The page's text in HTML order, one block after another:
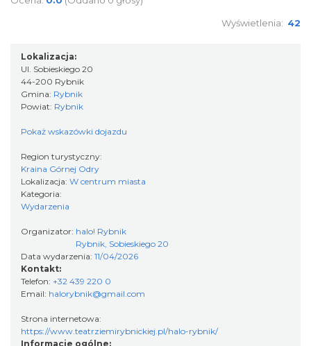
Coś z niczego - organizery z tektury, z
makramy...
Rybnik
Wyświetlenia: 42
Lokalizacja:
Ul. Sobieskiego 20
44-200 Rybnik
Gmina: Rybnik
Powiat: Rybnik
Pokaż wskazówki dojazdu
Region turystyczny:
Kraina Górnej Odry
Lokalizacja: W centrum miasta
Kategoria:
Wydarzenia
Organizator: halo! Rybnik
Rybnik, Sobieskiego 20
Data wydarzenia: 11/04/2026
Kontakt:
Telefon: +32 439 220 0
Email: halorybnik@gmail.com
Strona internetowa:
https://www.teatrziemirybnickiej.pl/halo-rybnik/
Informacje ogólne: